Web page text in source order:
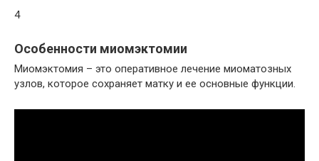
4
Особенности миомэктомии
Миомэктомия – это оперативное лечение миоматозных
узлов, которое сохраняет матку и ее основные функции.